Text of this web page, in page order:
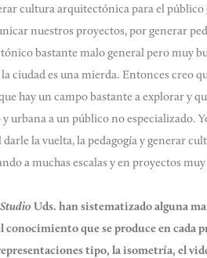
cultura arquitectónica para el
nuestros proyectos, por generar
bastante malo general pero muy
ciudad es una mierda. Entonces creo
hay un campo bastante a explorar y
urbana a un público no especializado.
la vuelta, la pedagogía y generar
a muchas escalas y en proyectos
Uds. han sistematizado alguna
que se produce en cada
tipo, la isometría, el